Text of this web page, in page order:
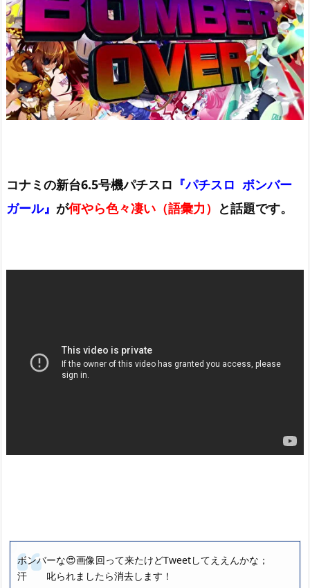
コナミの新台6.5号機パチスロ 『パチスロ ボンバー
ガール』 が何やら色々凄い（語彙力） と話題です。
ボンバーな😍画像回って来たけどTweetしてええんかな；
汗 叱られましたら消去します！